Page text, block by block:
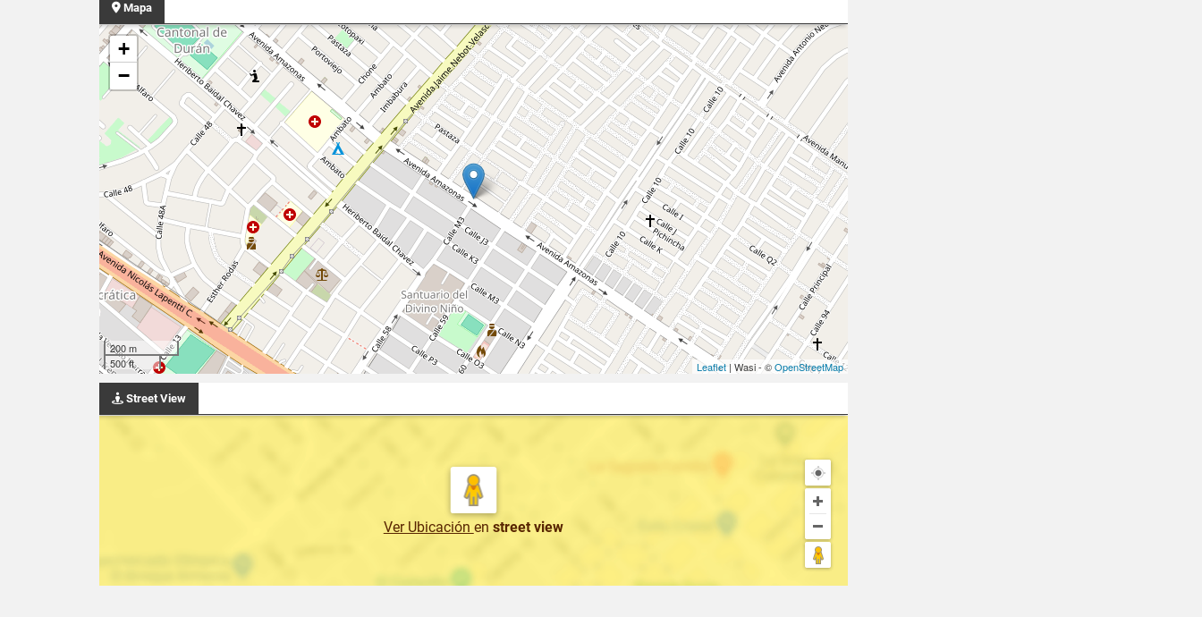
Mapa
+
−
200 m
500 ft
Leaflet| Wasi - ©OpenStreetMap
Street View
Ver Ubicación en street view